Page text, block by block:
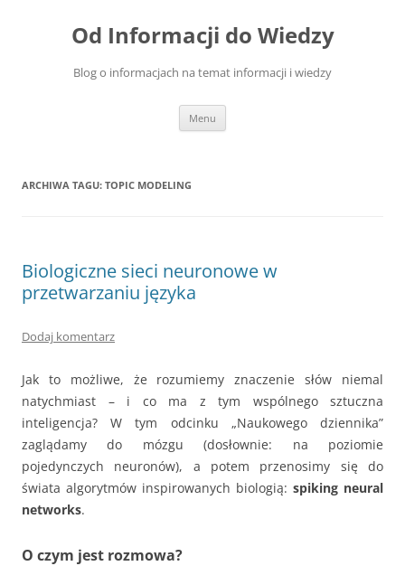
Od Informacji do Wiedzy
Blog o informacjach na temat informacji i wiedzy
Menu
ARCHIWA TAGU: TOPIC MODELING
Biologiczne sieci neuronowe w
przetwarzaniu języka
Dodaj komentarz
Jak to możliwe, że rozumiemy znaczenie słów niemal
natychmiast – i co ma z tym wspólnego sztuczna
inteligencja? W tym odcinku „Naukowego dziennika”
zaglądamy do mózgu (dosłownie: na poziomie
pojedynczych neuronów), a potem przenosimy się do
świata algorytmów inspirowanych biologią: spiking neural
networks.
O czym jest rozmowa?